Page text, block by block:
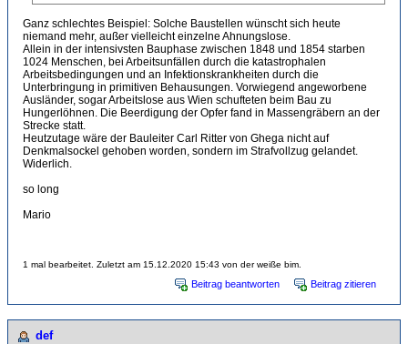
Ganz schlechtes Beispiel: Solche Baustellen wünscht sich heute
niemand mehr, außer vielleicht einzelne Ahnungslose.
Allein in der intensivsten Bauphase zwischen 1848 und 1854 starben
1024 Menschen, bei Arbeitsunfällen durch die katastrophalen
Arbeitsbedingungen und an Infektionskrankheiten durch die
Unterbringung in primitiven Behausungen. Vorwiegend angeworbene
Ausländer, sogar Arbeitslose aus Wien schufteten beim Bau zu
Hungerlöhnen. Die Beerdigung der Opfer fand in Massengräbern an der
Strecke statt.
Heutzutage wäre der Bauleiter Carl Ritter von Ghega nicht auf
Denkmalsockel gehoben worden, sondern im Strafvollzug gelandet.
Widerlich.
so long
Mario
1 mal bearbeitet. Zuletzt am 15.12.2020 15:43 von der weiße bim.
Beitrag beantworten Beitrag zitieren
def